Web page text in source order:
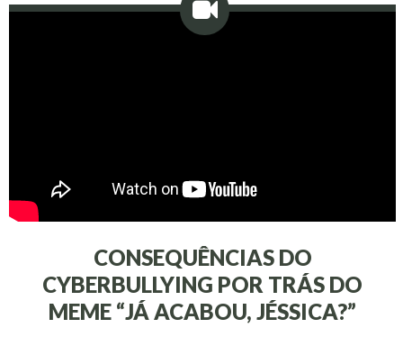
CONSEQUÊNCIAS DO
CYBERBULLYING POR TRÁS DO
MEME “JÁ ACABOU, JÉSSICA?”